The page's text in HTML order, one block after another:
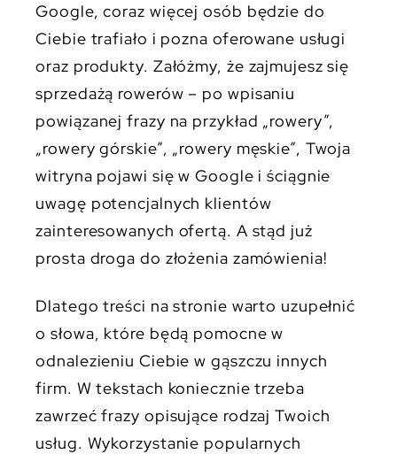
Google, coraz więcej osób będzie do
Ciebie trafiało i pozna oferowane usługi
oraz produkty. Załóżmy, że zajmujesz się
sprzedażą rowerów – po wpisaniu
powiązanej frazy na przykład „rowery”,
„rowery górskie”, „rowery męskie”, Twoja
witryna pojawi się w Google i ściągnie
uwagę potencjalnych klientów
zainteresowanych ofertą. A stąd już
prosta droga do złożenia zamówienia!
Dlatego treści na stronie warto uzupełnić
o słowa, które będą pomocne w
odnalezieniu Ciebie w gąszczu innych
firm. W tekstach koniecznie trzeba
zawrzeć frazy opisujące rodzaj Twoich
usług. Wykorzystanie popularnych